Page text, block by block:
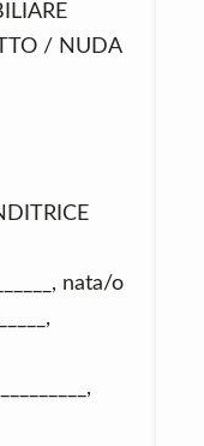
/ NUDA
nata/o